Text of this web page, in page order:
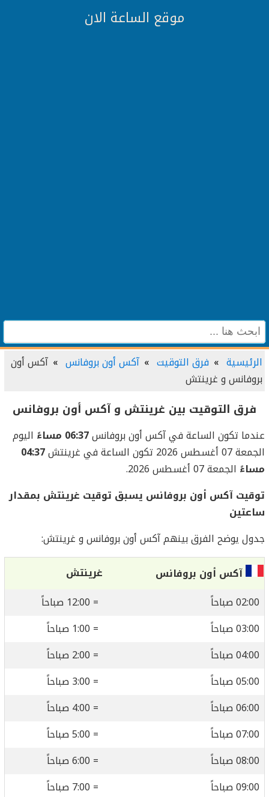
موقع الساعة الان
الرئيسية فرق التوقيت آكس أون بروفانس
آكس أون
بروفانس و غرينتش
فرق التوقيت بين غرينتش و آكس أون بروفانس
عندما تكون الساعة في آكس أون بروفانس06:37 مساءً
اليوم
الجمعة 07 أغسطس 2026 تكون الساعة في غرينتش
04:37
مساءً الجمعة 07 أغسطس 2026.
توقيت آكس أون بروفانس يسبق توقيت غرينتش بمقدار
ساعتين
جدول يوضح الفرق بينهم آكس أون بروفانس و غرينتش:
آكس أون بروفانس
غرينتش
02:00 صباحاً
= 12:00 صباحاً
03:00 صباحاً
= 1:00 صباحاً
04:00 صباحاً
= 2:00 صباحاً
05:00 صباحاً
= 3:00 صباحاً
06:00 صباحاً
= 4:00 صباحاً
07:00 صباحاً
= 5:00 صباحاً
08:00 صباحاً
= 6:00 صباحاً
09:00 صباحاً
= 7:00 صباحاً